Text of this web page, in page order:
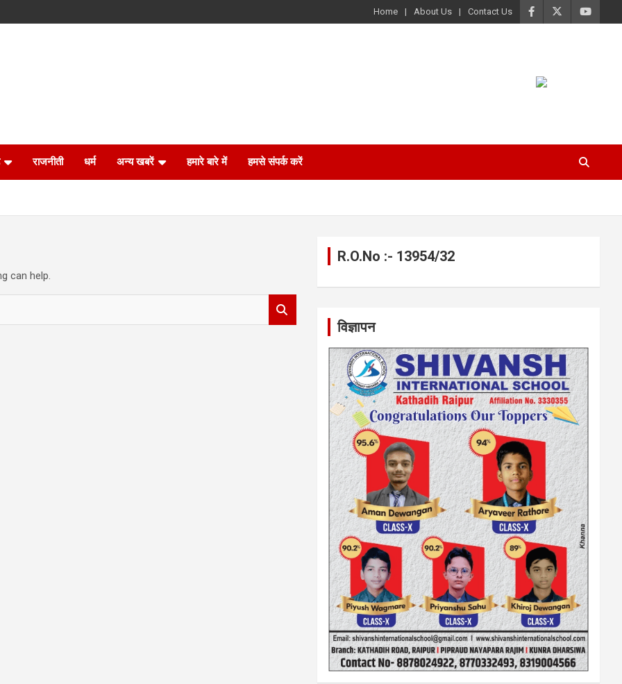
Home About Us Contact Us
राजनीती धर्म अन्य खबरें हमारे बारे में हमसे संपर्क करें
can help.
R.O.No :- 13954/32
विज्ञापन